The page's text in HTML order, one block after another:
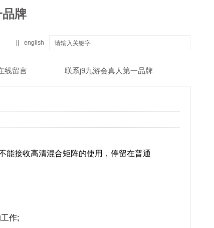
牌
english
联系j9九游会真人第一品牌
线留言
能接收高清混合矩阵的使用，停留在普通
作;